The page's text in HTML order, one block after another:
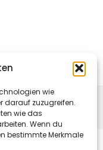
wie
darauf zuzugreifen.
wie das
Wenn du
bestimmte Merkmale